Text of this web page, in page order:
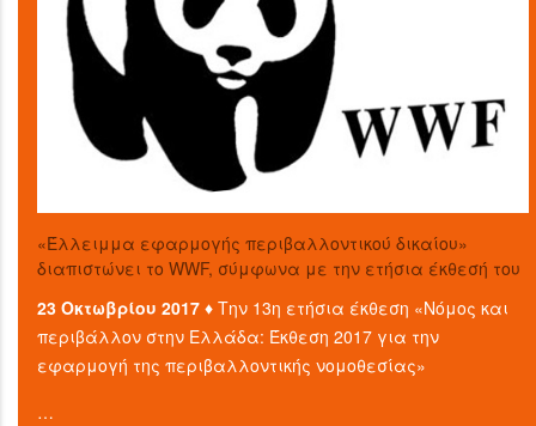
«Έλλειμμα εφαρμογής περιβαλλοντικού δικαίου»
διαπιστώνει το WWF, σύμφωνα με την ετήσια έκθεσή του
23 Οκτωβρίου 2017 ♦Την 13η ετήσια έκθεση «Νόμος και
περιβάλλον στην Ελλάδα: Έκθεση 2017 για την
εφαρμογή της περιβαλλοντικής νομοθεσίας»
…